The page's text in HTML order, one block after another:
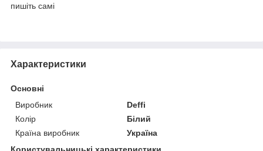
пишіть самі
Характеристики
Основні
Виробник
Deffi
Колір
Білий
Країна виробник
Україна
Користувальницькі характеристики